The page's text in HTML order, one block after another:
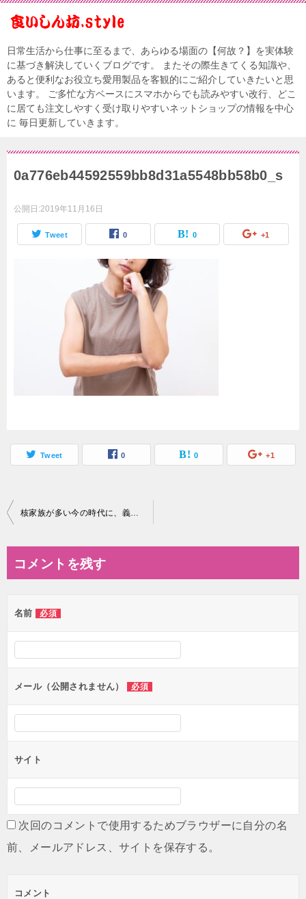
日常生活から仕事に至るまで、あらゆる場面の【何故？】を実体験
に基づき解決していくブログです。 またその際生きてくる知識や、
あると便利なお役立ち愛用製品を客観的にご紹介していきたいと思
います。 ご多忙な方ベースにスマホからでも読みやすい改行、どこ
に居ても注文しやすく受け取りやすいネットショップの情報を中心
に 毎日更新していきます。
0a776eb44592559bb8d31a5548bb58b0_s
公開日:2019年11月16日
Tweet 0 0 +1
Tweet 0 0 +1
投
ビ
ー
シ
ン
核家族が多い今の時代に、義両親と同居している割合はどのくらい？
コメントを残す
名前 必須
メール（公開されません） 必須
サイト
次回のコメントで使用するためブラウザーに自分の名
前、メールアドレス、サイトを保存する。
コメント